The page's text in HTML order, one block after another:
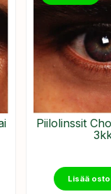
Piilolinssit
Lisää